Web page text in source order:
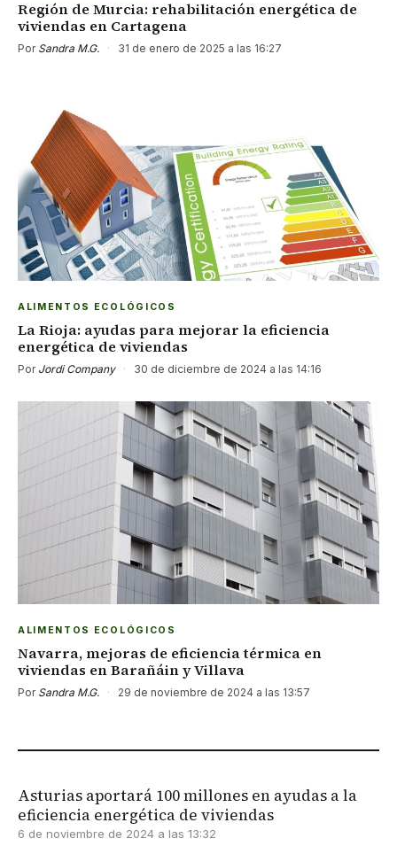
Región de Murcia: rehabilitación energética de
viviendas en Cartagena
Por Sandra M.G. · 31 de enero de 2025 a las 16:27
ALIMENTOS ECOLÓGICOS
La Rioja: ayudas para mejorar la eficiencia
energética de viviendas
Por Jordi Company · 30 de diciembre de 2024 a las 14:16
ALIMENTOS ECOLÓGICOS
Navarra, mejoras de eficiencia térmica en
viviendas en Barañáin y Villava
Por Sandra M.G. · 29 de noviembre de 2024 a las 13:57
Asturias aportará 100 millones en ayudas a la
eficiencia energética de viviendas
6 de noviembre de 2024 a las 13:32